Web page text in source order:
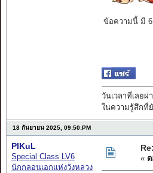
ข้อความนี้ มี
วันเวลาที่เลย
ในความรู้สึกที่
18 กันยายน 2025, 09:50:PM
PIKuL
Special Class LV6
นักกลอนเอกแห่งวังหลวง
«